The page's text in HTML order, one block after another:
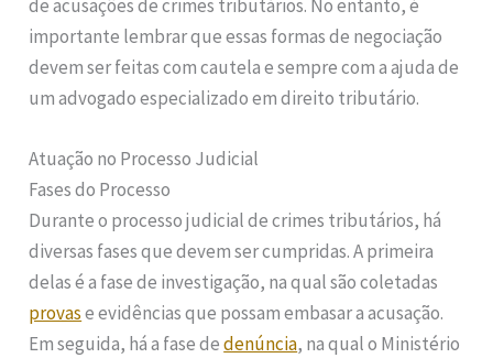
de acusações de crimes tributários. No entanto, é
importante lembrar que essas formas de negociação
devem ser feitas com cautela e sempre com a ajuda de
um advogado especializado em direito tributário.
Atuação no Processo Judicial
Fases do Processo
Durante o processo judicial de crimes tributários, há
diversas fases que devem ser cumpridas. A primeira
delas é a fase de investigação, na qual são coletadas
provase evidências que possam embasar a acusação.
Em seguida, há a fase dedenúncia, na qual o Ministério